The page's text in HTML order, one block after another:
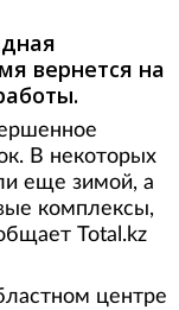
вернется на
В некоторых
еще зимой, а
комплексы,
Total.kz
центре